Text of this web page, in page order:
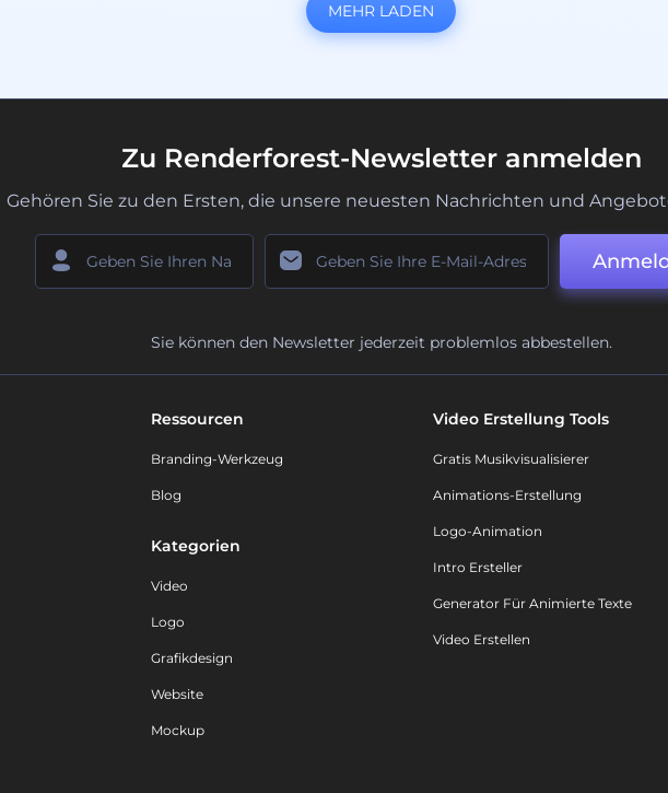
MEHR LADEN
Zu Renderforest-Newsletter anmelden
Gehören Sie zu den Ersten, die unsere neuesten Nachrichten und
Sie können den Newsletter jederzeit problemlos abbestellen.
Ressourcen
Branding-Werkzeug
Blog
Kategorien
Video
Logo
Grafikdesign
Website
Mockup
Video Erstellung Tools
Gratis Musikvisualisierer
Animations-Erstellung
Logo-Animation
Intro Ersteller
Generator Für Animierte Texte
Video Erstellen